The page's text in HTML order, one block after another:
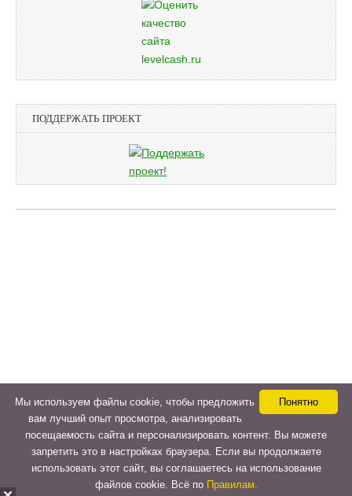
ПОДДЕРЖАТЬ ПРОЕКТ
Понятно
Мы используем файлы cookie, чтобы предложить
вам лучший опыт просмотра, анализировать
посещаемость сайта и персонализировать контент. Вы можете
запретить это в настройках браузера. Если вы продолжаете
использовать этот сайт, вы соглашаетесь на использование
файлов cookie. Всё по Правилам.